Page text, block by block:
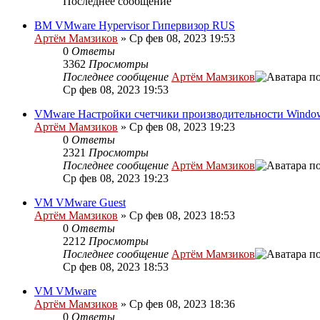
ВМ VMware Hypervisor Гипервизор RUS
Артём Мамзиков » Ср фев 08, 2023 19:53
0 Ответы
3362 Просмотры
Последнее сообщение Артём Мамзиков
Ср фев 08, 2023 19:53
VMware Настройки счетчики производительности
Артём Мамзиков » Ср фев 08, 2023 19:23
0 Ответы
2321 Просмотры
Последнее сообщение Артём Мамзиков
Ср фев 08, 2023 19:23
VM VMware Guest
Артём Мамзиков » Ср фев 08, 2023 18:53
0 Ответы
2212 Просмотры
Последнее сообщение Артём Мамзиков
Ср фев 08, 2023 18:53
VM VMware
Артём Мамзиков » Ср фев 08, 2023 18:36
0 Ответы